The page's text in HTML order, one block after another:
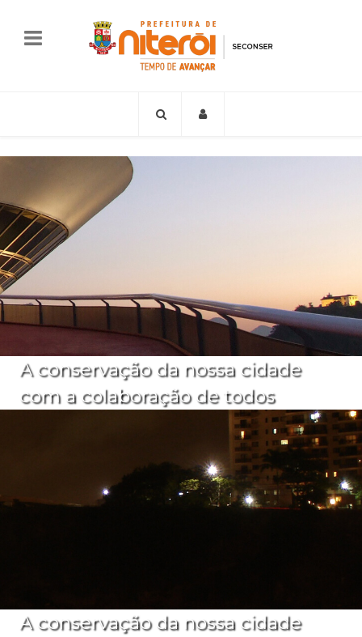
A conservação da nossa cidade
com a colaboração de todos
A conservação da nossa cidade